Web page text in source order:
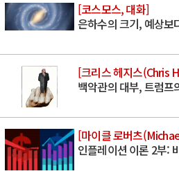
[코스모스, 대화]
은하수의 크기, 예상보
[크리스 헤지스(Chris
백악관의 대부, 트럼프
[마이클 로버츠
인플레이션 이론 2부: